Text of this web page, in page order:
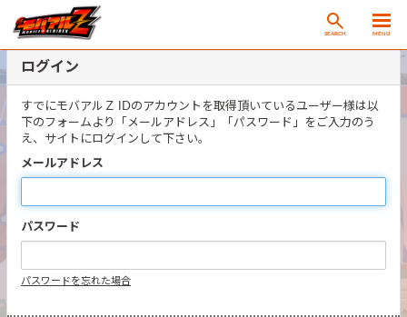
SEARCH MENU
ログイン
すでにモバアルＺ IDのアカウントを取得頂いているユーザー様は以
下のフォームより「メールアドレス」「パスワード」をご入力のう
え、サイトにログインして下さい。
メールアドレス
パスワード
パスワードを忘れた場合